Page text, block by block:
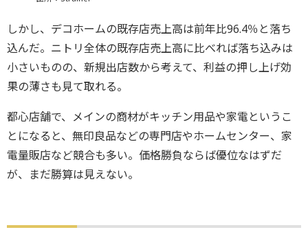
しかし、デコホームの既存店売上高は前年比96.4％と落ち
込んだ。ニトリ全体の既存店売上高に比べれば落ち込みは
小さいものの、新規出店数から考えて、利益の押し上げ効
果の薄さも見て取れる。
都心店舗で、メインの商材がキッチン用品や家電というこ
とになると、無印良品などの専門店やホームセンター、家
電量販店など競合も多い。価格勝負ならば優位なはずだ
が、まだ勝算は見えない。